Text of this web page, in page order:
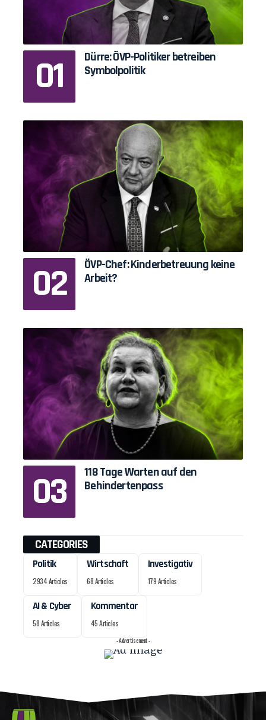
Dürre: ÖVP-Politiker betreiben
Symbolpolitik
ÖVP-Chef: Kinderbetreuung keine
Arbeit?
118 Tage Warten auf den
Behindertenpass
CATEGORIES
Politik
2934 Articles
Wirtschaft
68 Articles
Investigativ
179 Articles
AI & Cyber
58 Articles
Kommentar
45 Articles
- Advertisement -